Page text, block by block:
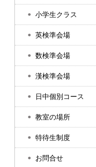
小学生クラス
英検準会場
数検準会場
漢検準会場
日中個別コース
教室の場所
特待生制度
お問合せ